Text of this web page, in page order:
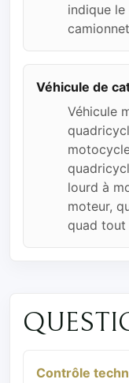
indique le
Véhicule de
Véhicule
lourd à
moteur,
quad tout
Contrôle